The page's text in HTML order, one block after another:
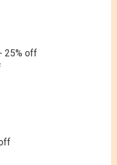
25% off